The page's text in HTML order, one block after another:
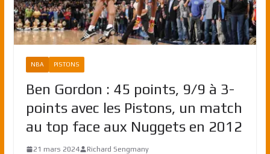
NBA PISTONS
Ben Gordon : 45 points, 9/9 à 3-
points avec les Pistons, un match
au top face aux Nuggets en 2012
21 mars 2024 Richard Sengmany